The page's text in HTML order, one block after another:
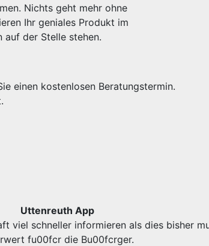
Nichts geht mehr ohne
Ihr geniales Produkt im
auf der Stelle stehen.
einen kostenlosen Beratungstermin.
Uttenreuth App
viel schneller informieren als dies bisher
fu00fcr die Bu00fcrger.